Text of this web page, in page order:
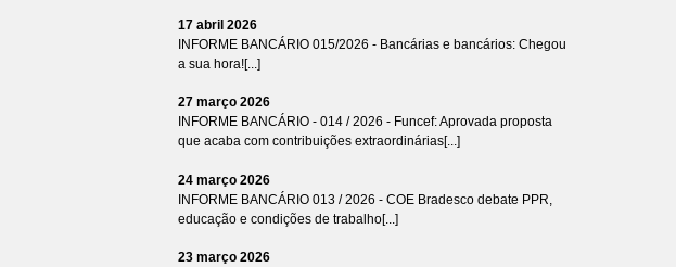
17 abril 2026
INFORME BANCÁRIO 015/2026 - Bancárias e bancários: Chegou
a sua hora![...]
27 março 2026
INFORME BANCÁRIO - 014 / 2026 - Funcef: Aprovada proposta
que acaba com contribuições extraordinárias[...]
24 março 2026
INFORME BANCÁRIO 013 / 2026 - COE Bradesco debate PPR,
educação e condições de trabalho[...]
23 março 2026